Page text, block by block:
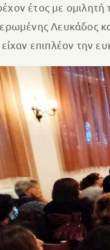
έτος με ομιλητή
Λευκάδος
επιπλέον την